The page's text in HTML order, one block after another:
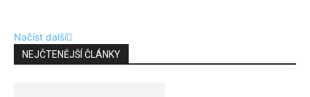
Načíst další
NEJČTENĚJŠÍ ČLÁNKY